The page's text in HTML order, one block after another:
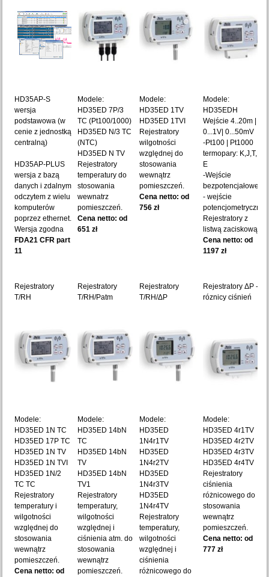
HD35AP-S
wersja
podstawowa (w
cenie z jednostką
centralną)
HD35AP-PLUS
wersja z bazą
danych i zdalnym
odczytem z wielu
komputerów
poprzez ethernet.
Wersja zgodna
FDA21 CFR part
11
Modele:
HD35ED 7P/3
TC (Pt100/1000)
HD35ED N/3 TC
(NTC)
HD35ED N TV
Rejestratory
temperatury do
stosowania
wewnatrz
pomieszczeń.
Cena netto: od
651 zł
Modele:
HD35ED 1TV
HD35ED 1TVI
Rejestratory
wilgotności
względnej do
stosowania
wewnątrz
pomieszczeń.
Cena netto: od
756 zł
Modele:
HD35EDH
Wejście 4..20m |
0...1V| 0...50mV
-Pt100 | Pt1000
termopary: K,J,T,N,
E
-Wejście
bezpotencjałowe
- wejście
potencjometryczne
Rejestratory z
listwą zaciskową.
Cena netto: od
1197 zł
Rejestratory
T/RH
Rejestratory
T/RH/Patm
Rejestratory
T/RH/ΔP
Rejestratory ΔP -
róznicy ciśnień
Modele:
HD35ED 1N TC
HD35ED 17P TC
HD35ED 1N TV
HD35ED 1N TVI
HD35ED 1N/2
TC TC
Rejestratory
temperatury i
wilgotności
względnej do
stosowania
wewnątrz
pomieszczeń.
Cena netto: od
Modele:
HD35ED 14bN
TC
HD35ED 14bN
TV
HD35ED 14bN
TV1
Rejestratory
temperatury,
wilgotności
względnej i
ciśnienia atm. do
stosowania
wewnątrz
pomieszczeń.
Modele:
HD35ED
1N4r1TV
HD35ED
1N4r2TV
HD35ED
1N4r3TV
HD35ED
1N4r4TV
Rejestratory
temperatury,
wilgotności
względnej i
ciśnienia
różnicowego do
Modele:
HD35ED 4r1TV
HD35ED 4r2TV
HD35ED 4r3TV
HD35ED 4r4TV
Rejestratory
ciśnienia
różnicowego do
stosowania
wewnątrz
pomieszczeń.
Cena netto: od
777 zł